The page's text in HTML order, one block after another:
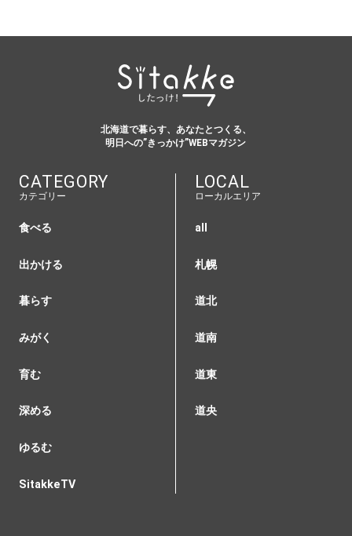
北海道で暮らす、あなたとつくる、
明日への”きっかけ”WEBマガジン
CATEGORY
カテゴリー
食べる
出かける
暮らす
みがく
育む
深める
ゆるむ
SitakkeTV
LOCAL
ローカルエリア
all
札幌
道北
道南
道東
道央